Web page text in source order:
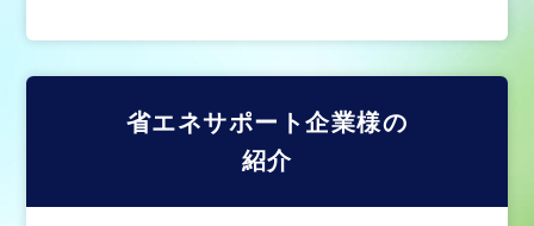
省エネサポート企業様の
紹介